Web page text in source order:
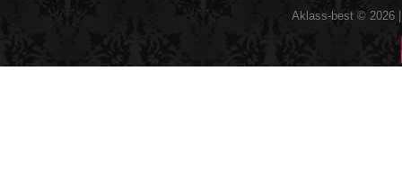
Aklass-best © 2026